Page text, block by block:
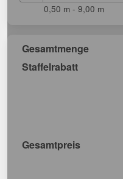
0,50 m - 9,00 m
Gesamtmenge
Staffelrabatt
Gesamtpreis